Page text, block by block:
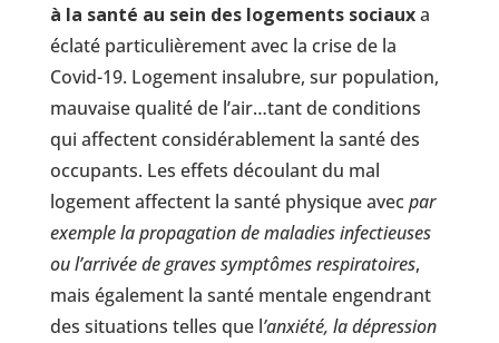
à la santé au sein des logements sociauxa
éclaté particulièrement avec la crise de la
Covid-19. Logement insalubre, sur population,
mauvaise qualité de l’air…tant de conditions
qui affectent considérablement la santé des
occupants. Les effets découlant du mal
logement affectent la santé physique avecpar
exemple la propagation de maladies infectieuses
ou l’arrivée de graves symptômes respiratoires,
mais également la santé mentale engendrant
des situations telles que l’anxiété, la dépression